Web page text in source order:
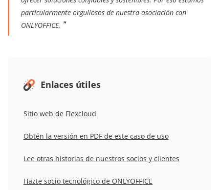
particularmente orgullosos de nuestra asociación con
ONLYOFFICE.
Enlaces útiles
Sitio web de Flexcloud
Obtén la versión en PDF de este caso de uso
Lee otras historias de nuestros socios y clientes
Hazte socio tecnológico de ONLYOFFICE